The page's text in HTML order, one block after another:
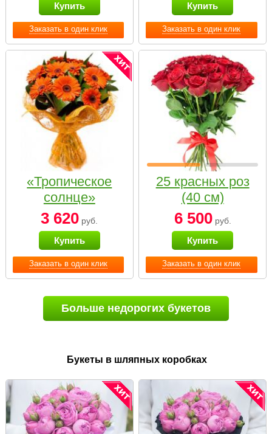
Заказать в один клик
Купить
Заказать в один клик
Купить
Заказать в один клик
«Тропическое
солнце»
3 620 руб.
Купить
Заказать в один клик
25 красных роз
(40 см)
6 500руб.
Купить
Больше недорогих букетов
Букеты в шляпных коробках